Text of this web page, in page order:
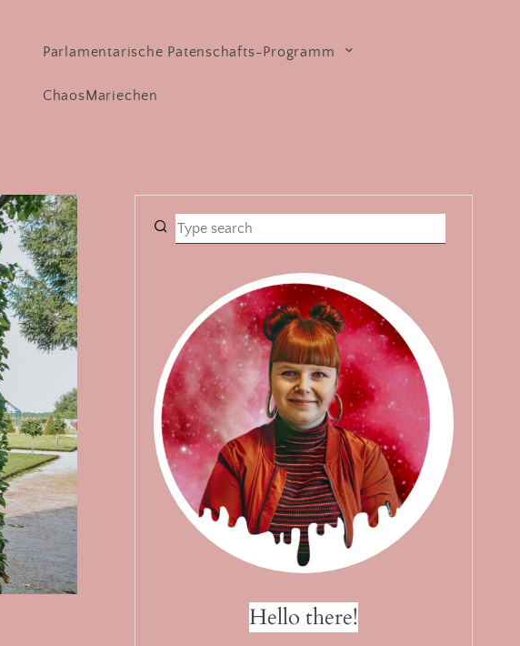
Parlamentarische Patenschafts-Programm
ChaosMariechen
Hello there!